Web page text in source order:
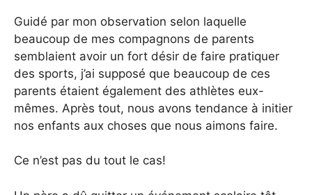
Guidé par mon observation selon laquelle
beaucoup de mes compagnons de parents
semblaient avoir un fort désir de faire pratiquer
des sports, j’ai supposé que beaucoup de ces
parents étaient également des athlètes eux-
mêmes. Après tout, nous avons tendance à initier
nos enfants aux choses que nous aimons faire.
Ce n’est pas du tout le cas!